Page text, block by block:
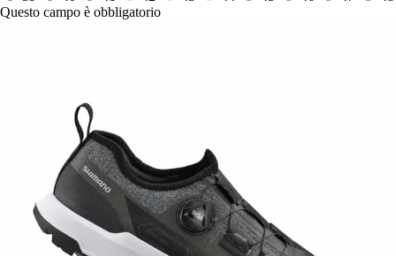
Questo campo è obbligatorio